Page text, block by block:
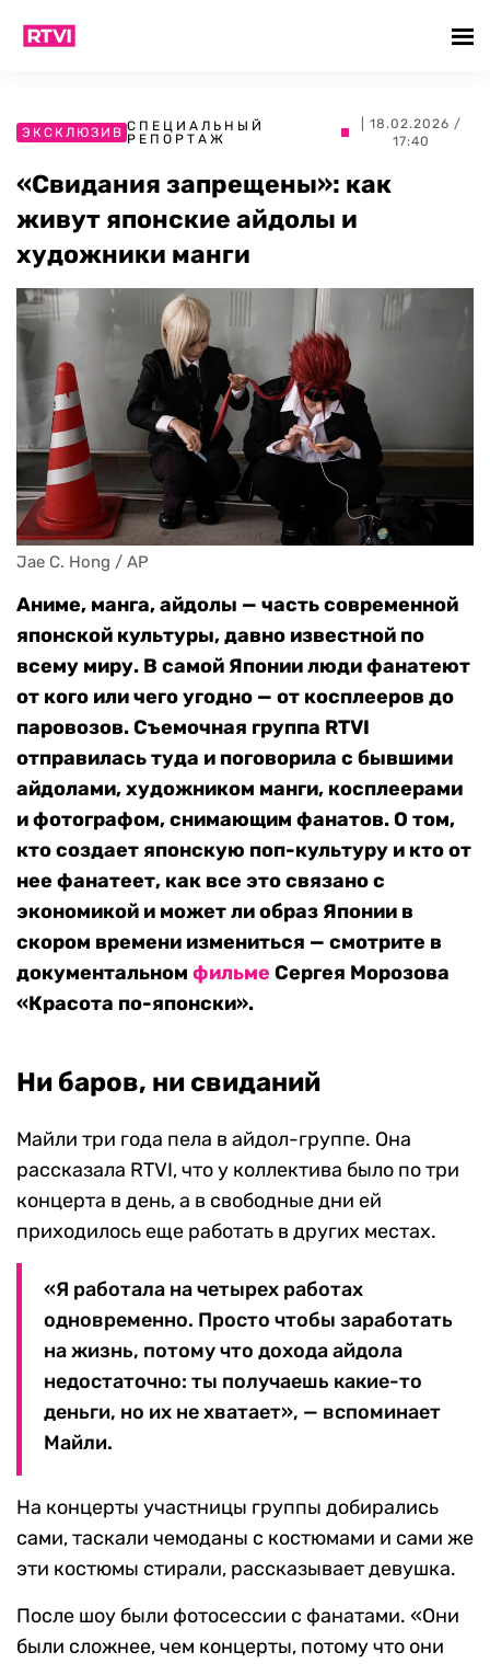
ЭКСКЛЮЗИВ СПЕЦИАЛЬНЫЙ
РЕПОРТАЖ
| 18.02.2026 /
17:40
«Свидания запрещены»: как
живут японские айдолы и
художники манги
Jae C. Hong / AP
Аниме, манга, айдолы — часть современной
японской культуры, давно известной по
всему миру. В самой Японии люди фанатеют
от кого или чего угодно — от косплееров до
паровозов. Съемочная группа RTVI
отправилась туда и поговорила с бывшими
айдолами, художником манги, косплеерами
и фотографом, снимающим фанатов.О том,
кто создает японскую поп-культуру и кто от
нее фанатеет, как все это связано с
экономикой и может ли образ Японии в
скором времени измениться — смотрите в
документальном фильме Сергея Морозова
«Красота по-японски».
Ни баров, ни свиданий
Майли три года пела в айдол-группе. Она
рассказала RTVI, что у коллектива было по три
концерта в день, а в свободные дни ей
приходилось еще работать в других местах.
«Я работала на четырех работах
одновременно. Просто чтобы заработать
на жизнь, потому что дохода айдола
недостаточно: ты получаешь какие-то
деньги, но их не хватает», — вспоминает
Майли.
На концерты участницы группы добирались
сами, таскали чемоданы с костюмами и сами же
эти костюмы стирали, рассказывает девушка.
После шоу были фотосессии с фанатами. «Они
были сложнее, чем концерты, потому что они